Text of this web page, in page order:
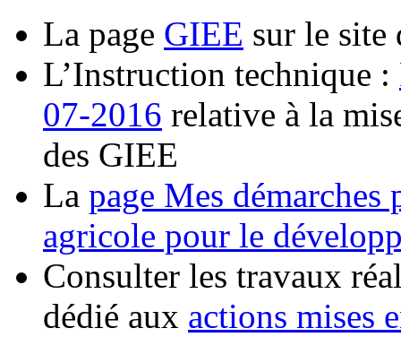
La page GIEE sur le site
L’Instruction technique :
07-2016 relative à la
des GIEE
La page Mes démarches
agricole pour le
Consulter les travaux
dédié aux actions mises